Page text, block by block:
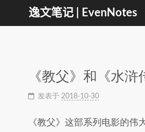
逸文笔记 | EvenNotes
《教父》和《水
发表于 2018-10-30
《教父》这部系列电影的